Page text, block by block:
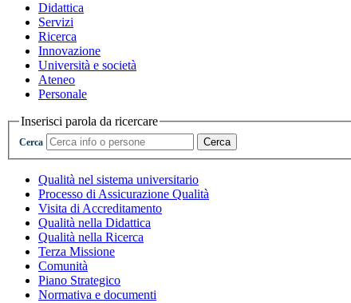
Didattica
Servizi
Ricerca
Innovazione
Università e società
Ateneo
Personale
Inserisci parola da ricercare
Cerca Cerca
Qualità nel sistema universitario
Processo di Assicurazione Qualità
Visita di Accreditamento
Qualità nella Didattica
Qualità nella Ricerca
Terza Missione
Comunità
Piano Strategico
Normativa e documenti